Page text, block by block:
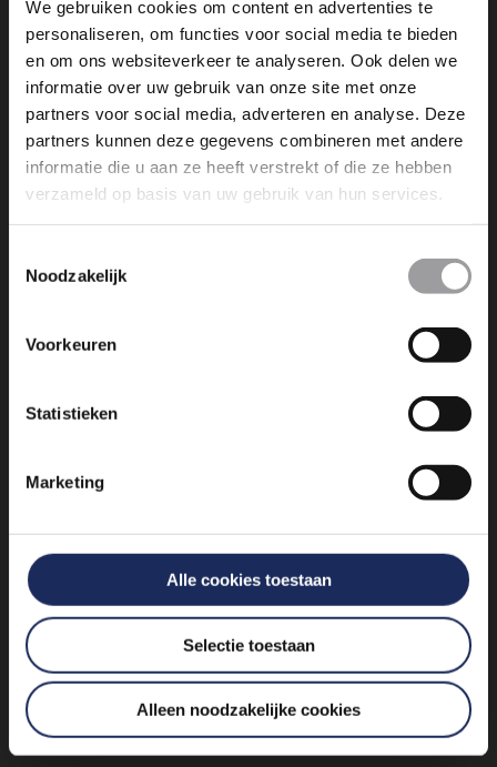
We gebruiken cookies om content en advertenties te
personaliseren, om functies voor social media te bieden
en om ons websiteverkeer te analyseren. Ook delen we
informatie over uw gebruik van onze site met onze
partners voor social media, adverteren en analyse. Deze
partners kunnen deze gegevens combineren met andere
informatie die u aan ze heeft verstrekt of die ze hebben
verzameld op basis van uw gebruik van hun services.
Noodzakelijk
Voorkeuren
Statistieken
Marketing
Alle cookies toestaan
Selectie toestaan
Alleen noodzakelijke cookies
NEXT POST
IK KOM GRAAG MET IEMAND ANDERS EN
BOEK EEN EXTRA PERSOON BIJ
(HELIKOPTER)(GROUPON)
(DOORDEWEEKS)
werkelijkheid maken is nog veel
+31 85 4897 651
Vogelkersberg 5c 3755 BN
Eemnes